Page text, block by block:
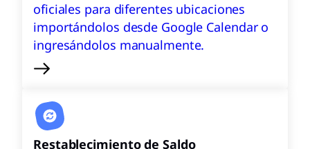
oficiales para diferentes ubicaciones
importándolos desde Google Calendar o
ingresándolos manualmente.
Restablecimiento de Saldo